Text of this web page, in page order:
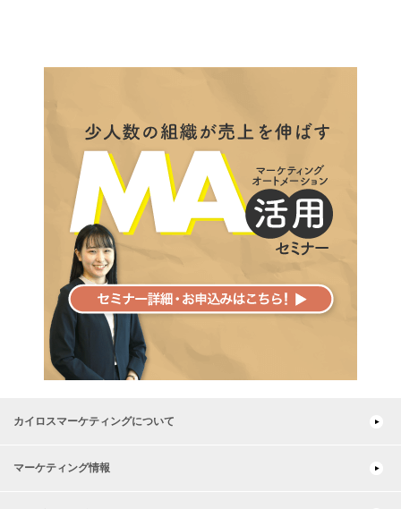
カイロスマーケティングについて
マーケティング情報